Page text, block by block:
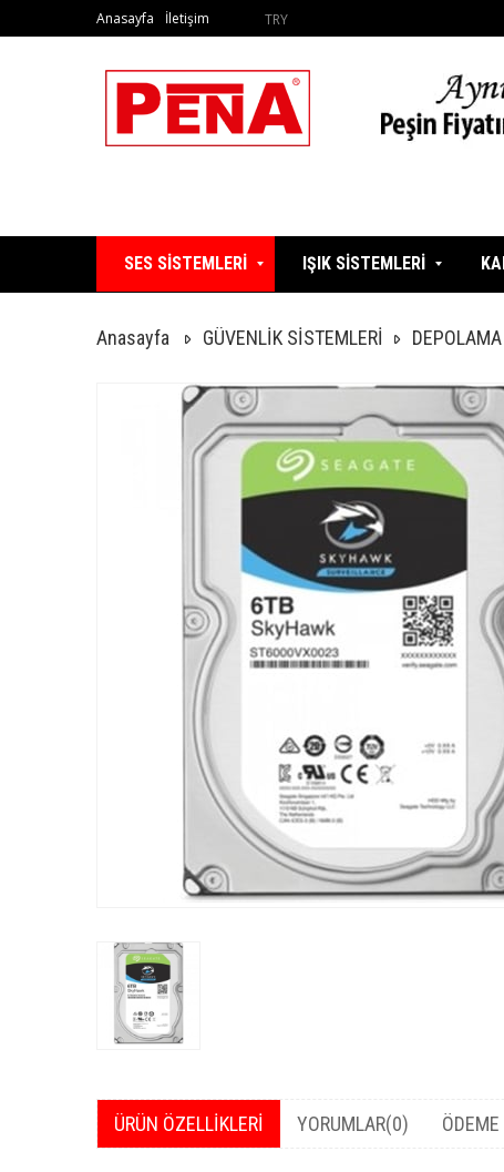
TRY
Anasayfa İletişim
SES SİSTEMLERİ IŞIK SİSTEMLERİ
Anasayfa GÜVENLİK SİSTEMLERİ
ÜRÜN ÖZELLIKLERI YORUMLAR(0)